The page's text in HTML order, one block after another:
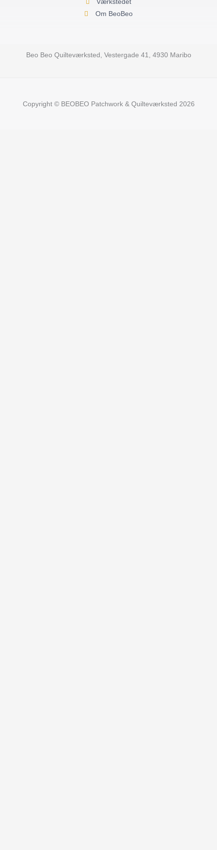
Værkstedet
Om BeoBeo
Beo Beo Quilteværksted, Vestergade 41, 4930 Maribo
Copyright © BEOBEO Patchwork & Quilteværksted 2026